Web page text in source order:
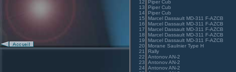
12
13
14
15
16
17
18
19
20
21
22
23
24
Piper Cub
Piper Cub
Piper Cub
Marcel Dassault MD-311 F-AZCB
Marcel Dassault MD-311 F-AZCB
Marcel Dassault MD-311 F-AZCB
Marcel Dassault MD-311 F-AZCB
Marcel Dassault MD-311 F-AZCB
Morane Saulnier Type H
Rally
Antonov AN-2
Antonov AN-2
Antonov AN-2